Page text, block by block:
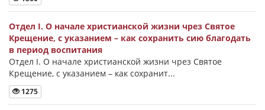
Отдел I. О начале христианской жизни чрез Святое
Крещение, с указанием – как сохранить сию благодать
в период воспитания
Отдел I. О начале христианской жизни чрез Святое
Крещение, с указанием – как сохранит...
1275